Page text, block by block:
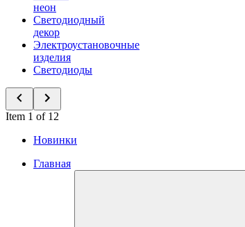
неон
Светодиодный
декор
Электроустановочные
изделия
Светодиоды
Item 1 of 12
Новинки
Главная